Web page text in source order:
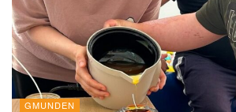
GMUNDEN